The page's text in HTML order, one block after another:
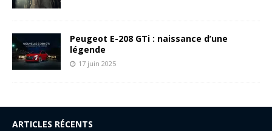
Peugeot E-208 GTi : naissance d’une
légende
17 juin 2025
ARTICLES RÉCENTS